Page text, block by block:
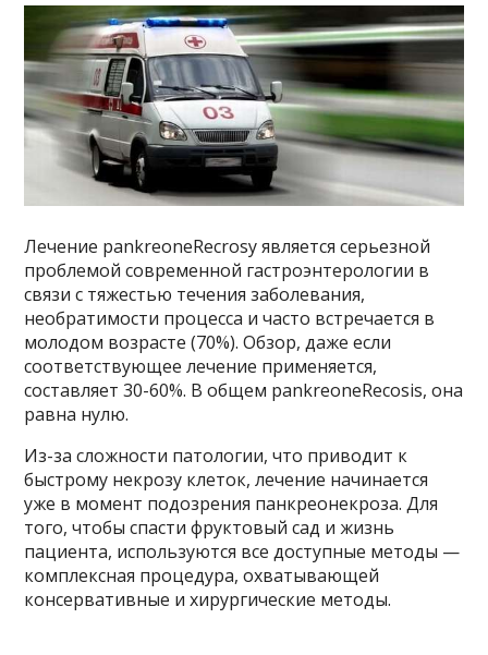
Лечение pankreoneRecrosy является серьезной
проблемой современной гастроэнтерологии в
связи с тяжестью течения заболевания,
необратимости процесса и часто встречается в
молодом возрасте (70%). Обзор, даже если
соответствующее лечение применяется,
составляет 30-60%. В общем pankreoneRecosis, она
равна нулю.
Из-за сложности патологии, что приводит к
быстрому некрозу клеток, лечение начинается
уже в момент подозрения панкреонекроза. Для
того, чтобы спасти фруктовый сад и жизнь
пациента, используются все доступные методы —
комплексная процедура, охватывающей
консервативные и хирургические методы.